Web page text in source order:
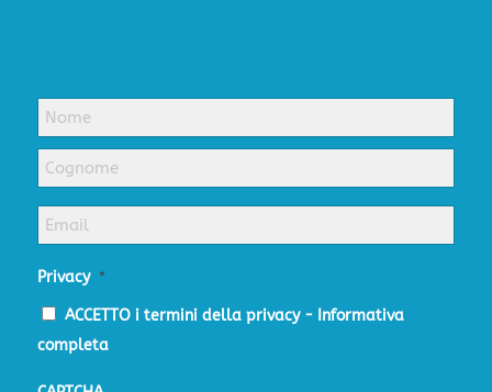
Nome
Email
Privacy *
ACCETTO i termini della privacy - Informativa
completa